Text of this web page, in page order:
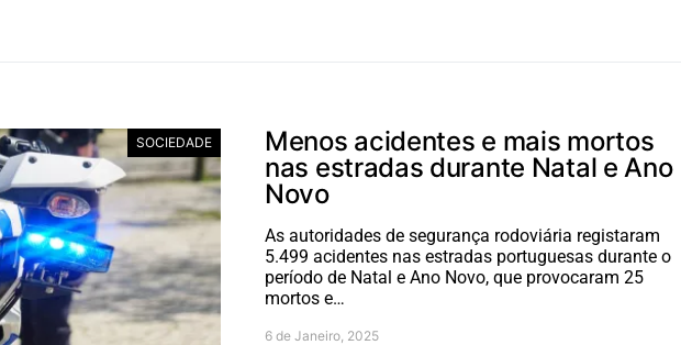
SOCIEDADE
Menos acidentes e mais mortos
nas estradas durante Natal e Ano
Novo
As autoridades de segurança rodoviária registaram
5.499 acidentes nas estradas portuguesas durante o
período de Natal e Ano Novo, que provocaram 25
mortos e…
6 de Janeiro, 2025